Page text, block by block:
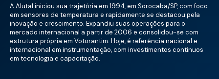
A Alutal iniciou sua trajetória em 1994, em Sorocaba/SP, com foco
em sensores de temperatura e rapidamente se destacou pela
inovação e crescimento. Expandiu suas operações para o
mercado internacional a partir de 2006 e consolidou-se com
estrutura própria em Votorantim. Hoje, é referência nacional e
internacional em instrumentação, com investimentos contínuos
em tecnologia e capacitação.